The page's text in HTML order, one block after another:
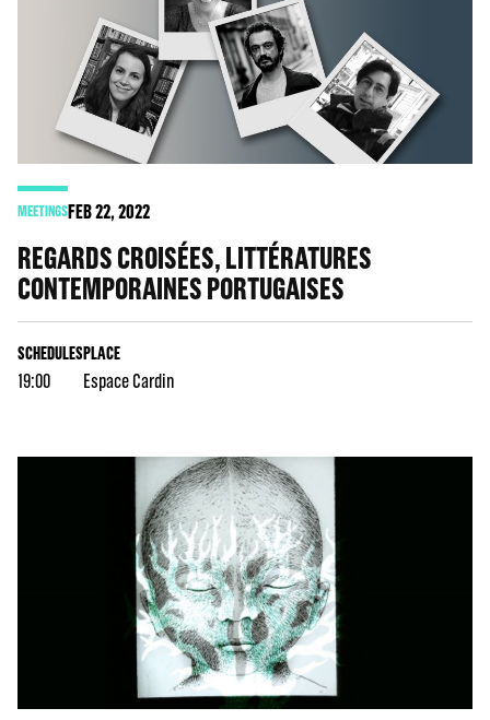
MEETINGSFEB22, 2022
REGARDS CROISÉES, LITTÉRATURES
CONTEMPORAINES PORTUGAISES
SCHEDULES
19:00
PLACE
Espace Cardin